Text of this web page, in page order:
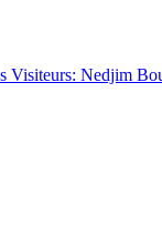
Visiteurs: Nedjim